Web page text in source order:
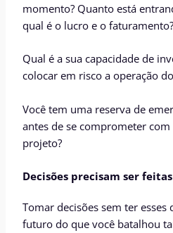
momento? Quanto está
qual é o lucro e o faturamento?
Qual é a sua capacidade de
colocar em risco a operação
Você tem uma reserva de
antes de se comprometer
projeto?
Decisões precisam ser
Tomar decisões sem ter
futuro do que você batalhou